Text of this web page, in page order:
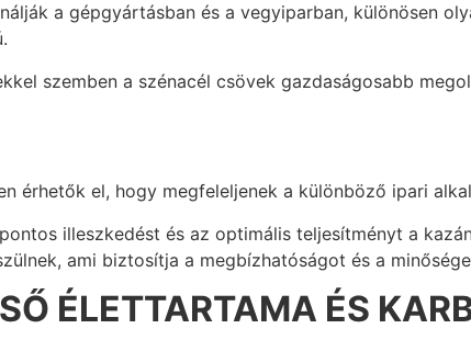
a gépgyártásban és a vegyiparban, különösen
szemben a szénacél csövek gazdaságosabb
érhetők el, hogy megfeleljenek a különböző ipari
illeszkedést és az optimális teljesítményt a
ami biztosítja a megbízhatóságot és a
ÉLETTARTAMA ÉS